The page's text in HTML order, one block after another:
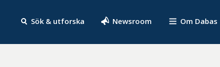
Sök & utforska Newsroom Om Dabas